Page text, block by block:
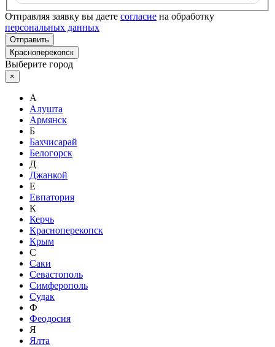
Отправляя заявку вы даете согласие на обработку
персональных данных
Отправить
Красноперекопск
Выберите город
×
А
Алушта
Армянск
Б
Бахчисарай
Белогорск
Д
Джанкой
Е
Евпатория
К
Керчь
Красноперекопск
Крым
С
Саки
Севастополь
Симферополь
Судак
Ф
Феодосия
Я
Ялта